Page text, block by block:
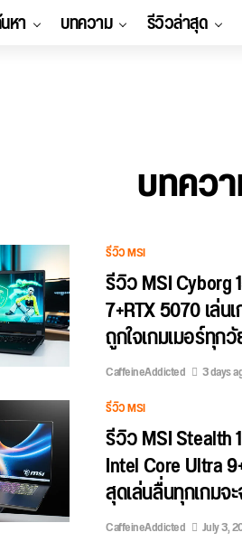
หา บทความ รีวิวล่าสุด
บทคว
รีวิว MSI
รีวิว MSI Cyborg
7+RTX 5070 เล่
ถูกใจเกมเมอร์ทุก
CaffeineAddicted
3 days
รีวิว MSI
รีวิว MSI Stealth
Intel Core Ultra
สุดเล่นลื่นทุกเกม
CaffeineAddicted
July 3,